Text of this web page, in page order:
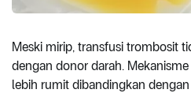
Meski mirip, transfusi trombosit
dengan donor darah.
lebih rumit dibandingkan